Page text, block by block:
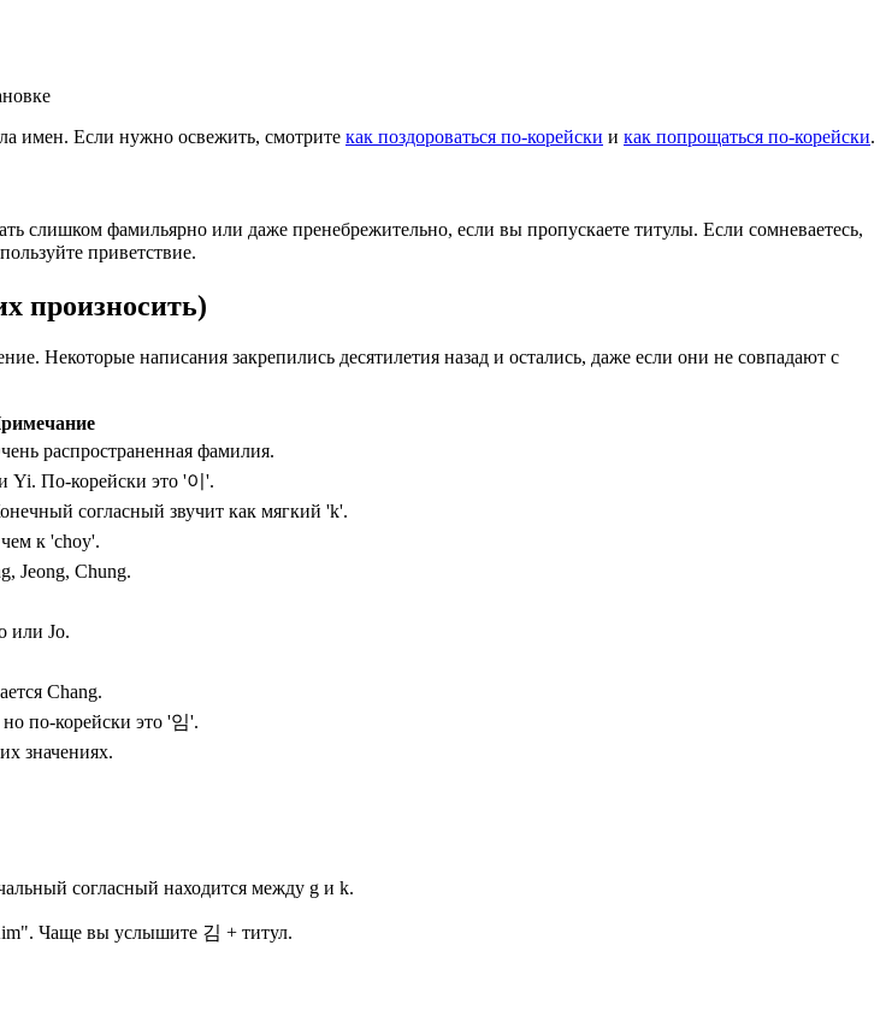
имен. Если нужно освежить, смотрите как поздороваться по-корейски и как попрощаться по-корейски.
слишком фамильярно или даже пренебрежительно, если вы пропускаете титулы. Если сомневаетесь,
приветствие.
произносить)
Некоторые написания закрепились десятилетия назад и остались, даже если они не совпадают с
распространенная фамилия.
Yi. По-корейски это '이'.
согласный звучит как мягкий 'k'.
к 'choy'.
Jeong, Chung.
или Jo.
Chang.
по-корейски это '임'.
значениях.
согласный находится между g и k.
Чаще вы услышите 김 + титул.